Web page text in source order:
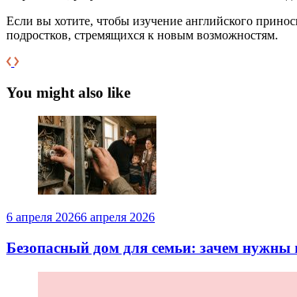
Если вы хотите, чтобы изучение английского
подростков, стремящихся к новым возможностям.
You might also like
6 апреля 20266 апреля 2026
Безопасный дом для семьи: зачем нужны